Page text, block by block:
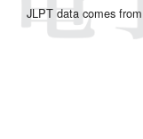
JLPT data comes from